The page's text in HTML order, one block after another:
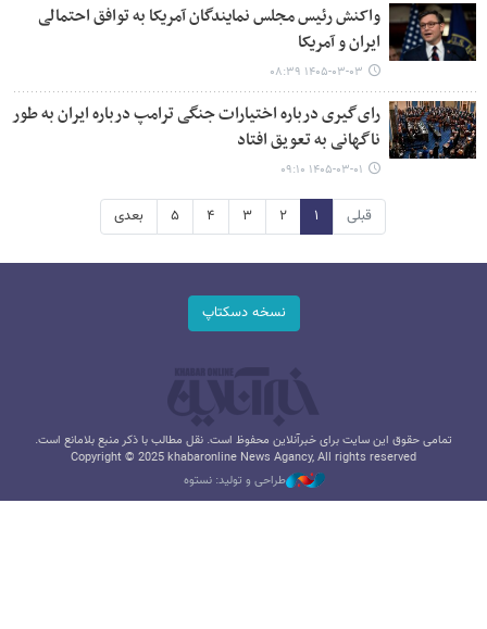
واکنش رئیس مجلس نمایندگان آمریکا به توافق احتمالی
ایران و آمریکا
۱۴۰۵-۰۳-۰۳ ۰۸:۳۹
رای‌گیری درباره اختیارات جنگی ترامپ درباره ایران به طور
ناگهانی به تعویق افتاد
۱۴۰۵-۰۳-۰۱ ۰۹:۱۰
قبلی ۱ ۲ ۳ ۴ ۵ بعدی
نسخه دسکتاپ
تمامی حقوق این سایت برای خبرآنلاین محفوظ است. نقل مطالب با ذکر منبع بلامانع است.
Copyright © 2025 khabaronline News Agancy, All rights reserved
طراحی و تولید: نستوه